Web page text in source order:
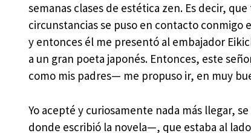
semanas clases de estética zen. Es decir,
circunstancias se puso en contacto conmigo
y entonces él me presentó al embajador
a un gran poeta japonés. Entonces, este
como mis padres— me propuso ir, en muy
Yo acepté y curiosamente nada más llegar,
donde escribió la novela—, que estaba al